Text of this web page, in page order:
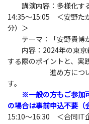
講演内容：多様化す
14:35～15:05 ＜安野た
分）＞
テーマ：「安野貴博が
内容：2024年の東京
する際のポイントと、実
進め方について、
す。
※一般の方もご参
の場合は事前申込不要（
15:10～16:30 ＜合同IT